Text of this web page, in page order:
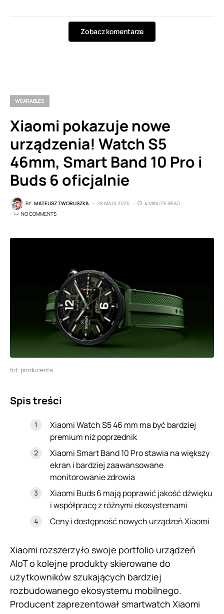
Zobacz komentarze
WEARABLES
Xiaomi pokazuje nowe
urządzenia! Watch S5
46mm, Smart Band 10 Pro i
Buds 6 oficjalnie
BY MATEUSZ TWORUSZKA 28 MAJA 2026
4 MINUTE READ
NO COMMENTS
fot. producenta
Spis treści
Xiaomi Watch S5 46 mm ma być bardziej
premium niż poprzednik
Xiaomi Smart Band 10 Pro stawia na większy
ekran i bardziej zaawansowane
monitorowanie zdrowia
Xiaomi Buds 6 mają poprawić jakość dźwięku
i współpracę z różnymi ekosystemami
Ceny i dostępność nowych urządzeń Xiaomi
Xiaomi rozszerzyło swoje portfolio urządzeń
AIoT o kolejne produkty skierowane do
użytkowników szukających bardziej
rozbudowanego ekosystemu mobilnego.
Producent zaprezentował smartwatch Xiaomi